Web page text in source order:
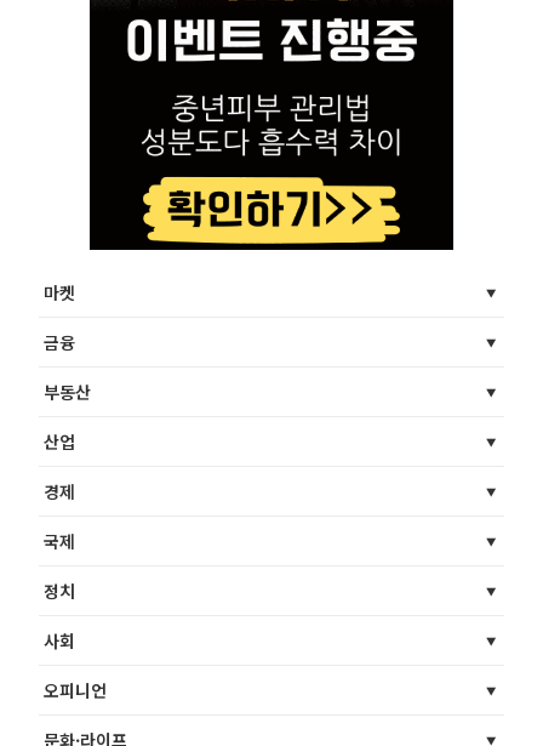
마켓
금융
부동산
산업
경제
국제
정치
사회
오피니언
문화·라이프